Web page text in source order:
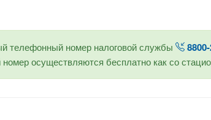
телефонный номер налоговой службы
номер осуществляются бесплатно как со